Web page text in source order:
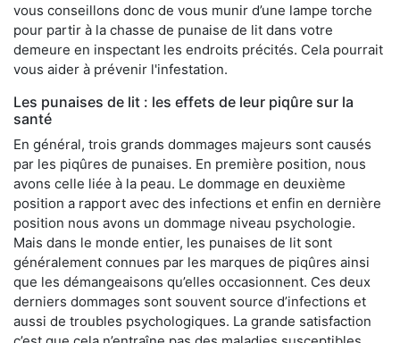
vous conseillons donc de vous munir d’une lampe torche
pour partir à la chasse de punaise de lit dans votre
demeure en inspectant les endroits précités. Cela pourrait
vous aider à prévenir l'infestation.
Les punaises de lit : les effets de leur piqûre sur la
santé
En général, trois grands dommages majeurs sont causés
par les piqûres de punaises. En première position, nous
avons celle liée à la peau. Le dommage en deuxième
position a rapport avec des infections et enfin en dernière
position nous avons un dommage niveau psychologie.
Mais dans le monde entier, les punaises de lit sont
généralement connues par les marques de piqûres ainsi
que les démangeaisons qu’elles occasionnent. Ces deux
derniers dommages sont souvent source d’infections et
aussi de troubles psychologiques. La grande satisfaction